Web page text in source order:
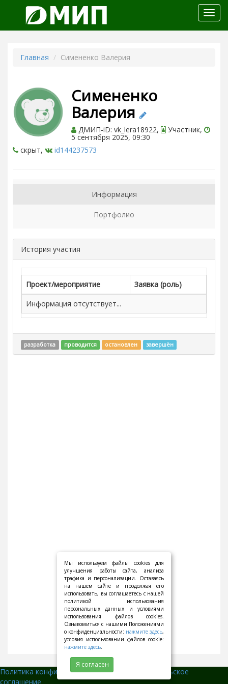
меню
Главная Симененко Валерия
Симененко
Валерия
ДМИП-iD: vk_lera18922, Участник,
5 сентября 2025, 09:30
скрыт,
id144237573
Информация
Портфолио
История участия
Проект/мероприятие
Заявка (роль)
Информация отсутствует...
разработка проводится остановлен завершён
Политика конфиденциальности||
Пользовательское
соглашение
Мы используем файлы cookies для
улучшения работы сайта, анализа
трафика и персонализации. Оставаясь
на нашем сайте и продолжая его
использовать, вы соглашаетесь с нашей
политикой использования
персональных данных и условиями
использования файлов cookies.
Ознакомиться с нашими Положениями
о конфиденциальности: нажмите здесь,
условия использовании файлов cookie:
нажмите здесь.
Я согласен